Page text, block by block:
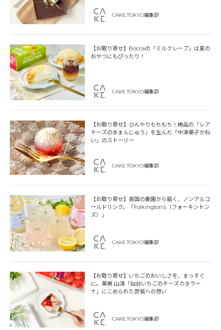
CAKE.TOKYO編集部
【お取り寄せ】Boccaの「ミルクレープ」は夏の
おやつにもぴったり！
CAKE.TOKYO編集部
【お取り寄せ】ひんやりもちもち！絶品の「レア
チーズの水まんじゅう」を生んだ「中津菓子かね
い」のストーリー
CAKE.TOKYO編集部
【お取り寄せ】英国の農園から届く、ノンアルコ
ールドリンク。「Folkington’s（フォーキントン
ズ）」
CAKE.TOKYO編集部
【お取り寄せ】いちごのおいしさを、まっすぐ
に。菓房 山清「仙台いちごのチーズカタラー
ナ」にこめられた宮城への想い
CAKE.TOKYO編集部